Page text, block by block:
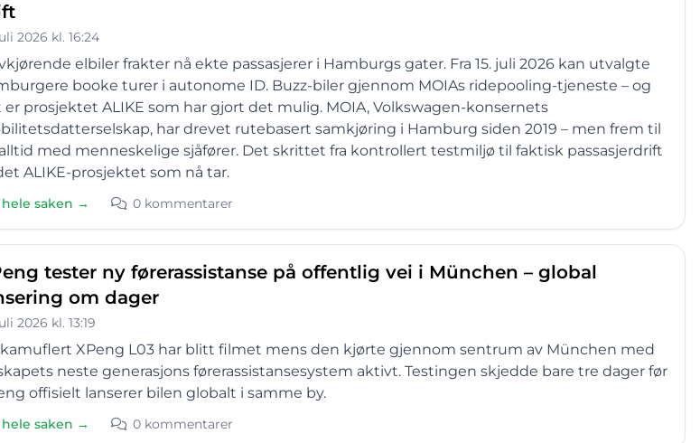
2026 kl. 16:24
elbiler frakter nå ekte passasjerer i Hamburgs gater. Fra 15. juli 2026 kan utvalgte
booke turer i autonome ID. Buzz-biler gjennom MOIAs ridepooling-tjeneste – og
er prosjektet ALIKE som har gjort det mulig. MOIA, Volkswagen-konsernets
har drevet rutebasert samkjøring i Hamburg siden 2019 – men frem til
med menneskelige sjåfører. Det skrittet fra kontrollert testmiljø til faktisk passasjerdrift
ALIKE-prosjektet som nå tar.
hele saken → 0 kommentarer
tester ny førerassistanse på offentlig vei i München – global
om dager
2026 kl. 13:19
XPeng L03 har blitt filmet mens den kjørte gjennom sentrum av München med
neste generasjons førerassistansesystem aktivt. Testingen skjedde bare tre dager før
offisielt lanserer bilen globalt i samme by.
hele saken → 0 kommentarer